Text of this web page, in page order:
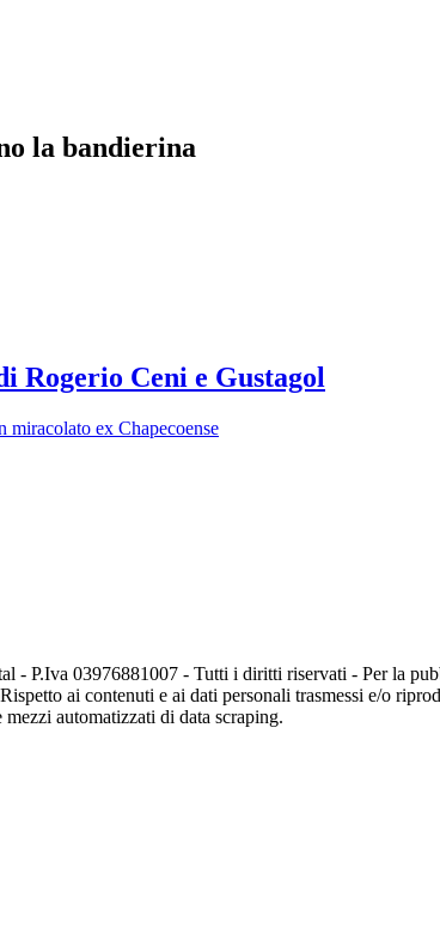
la bandierina
Rogerio Ceni e Gustagol
ex Chapecoense
- P.Iva 03976881007 - Tutti i diritti riservati - Per la
Rispetto ai contenuti e ai dati personali trasmessi e/o
automatizzati di data scraping.